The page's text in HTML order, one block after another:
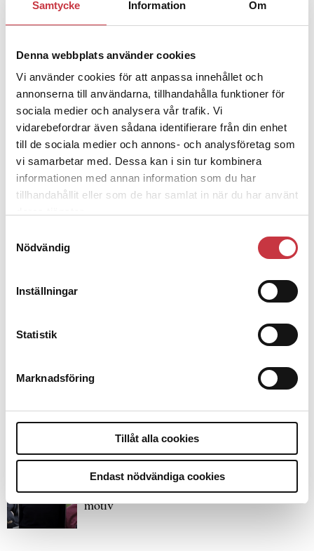
Samtycke Information Om
Denna webbplats använder cookies
Vi använder cookies för att anpassa innehållet och
annonserna till användarna, tillhandahålla funktioner för
sociala medier och analysera vår trafik. Vi
vidarebefordrar även sådana identifierare från din enhet
till de sociala medier och annons- och analysföretag som
vi samarbetar med. Dessa kan i sin tur kombinera
informationen med annan information som du har
tillhandahållit eller som de har samlat in när du har använt
Nödvändig
Inställningar
Statistik
Marknadsföring
Tillåt alla cookies
Endast nödvändiga cookies
3 juni 2026
Klart: Ingångslönen höjs med 2 300
4 juni 2026
Insändare: Miljoner i sjön – polisaspiranter
underkänns på godtyckliga grunder
1 juni 2026
Debatt
9 juli 2026
Slutreplik:Det handlar om
kunskapsstyrning – inte om forskarnas
motiv